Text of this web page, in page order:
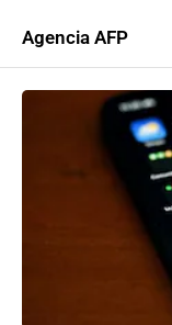
Agencia AFP